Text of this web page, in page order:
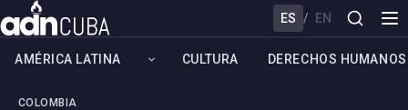
ES / EN
AMÉRICA LATINA
COLOMBIA
CULTURA DERECHOS HUMANOS